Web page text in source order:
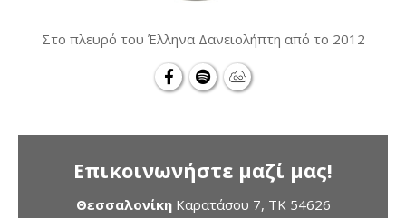
Στο πλευρό του Έλληνα Δανειολήπτη από το 2012
Επικοινωνήστε μαζί μας!
ΘεσσαλονίκηΚαρατάσου 7, TK 54626